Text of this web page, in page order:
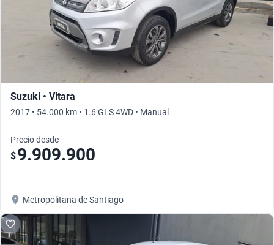
Suzuki • Vitara
2017 • 54.000 km • 1.6 GLS 4WD • Manual
Precio desde
$9.909.900
Metropolitana de Santiago